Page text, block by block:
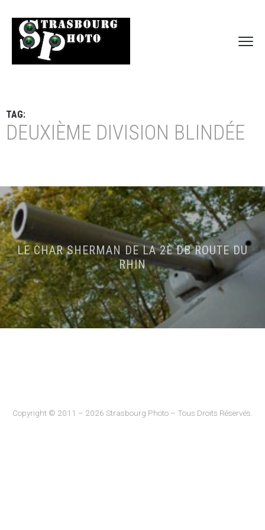
TAG:
DEUXIÈME DIVISION BLINDÉE
LE CHAR SHERMAN DE LA 2È DB ROUTE DU
RHIN
Copyright © 2011 – 2026 Strasbourg Photo – Tous Droits Réservés.